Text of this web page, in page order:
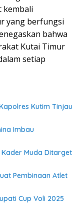
kembali
yang berfungsi
bahwa
Kutai Timur
setiap
Kutim Tinjau
Imbau
Kader Muda Ditarget
Pembinaan Atlet
Cup Voli 2025